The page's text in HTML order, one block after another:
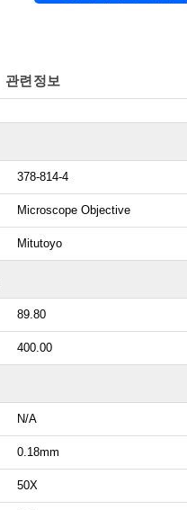
관련정보
378-814-4
Microscope Objective
Mitutoyo
89.80
400.00
N/A
0.18mm
50X